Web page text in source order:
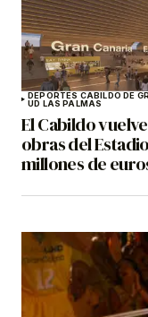
DEPORTES CABILDO DE
UD LAS PALMAS
El Cabildo
obras del
millones de